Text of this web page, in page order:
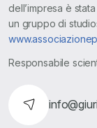
dell’impresa è
un gruppo di
Responsabile